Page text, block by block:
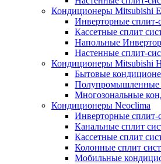
Кондиционеры Mitsubishi
Инверторные сплит-
Кассетные сплит
Напольные
Настенные сплит-
Кондиционеры Mitsubishi
Бытовые
Полупромышленные
Многозональные
Кондиционеры Neoclima
Инверторные сплит-
Канальные сплит
Кассетные сплит
Колонные сплит
Мобильные